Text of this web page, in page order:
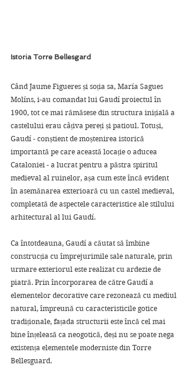
Istoria Torre Bellesgard
Când Jaume Figueres și soția sa, María Sagues
Molíns, i-au comandat lui Gaudí proiectul în
1900, tot ce mai rămăsese din structura inițială a
castelului erau câțiva pereți și patioul. Totuși,
Gaudí - conștient de moștenirea istorică
importantă pe care această locație o aducea
Cataloniei - a lucrat pentru a păstra spiritul
medieval al ruinelor, așa cum este încă evident
în asemănarea exterioară cu un castel medieval,
completată de aspectele caracteristice ale stilului
arhitectural al lui Gaudí.
Ca întotdeauna, Gaudí a căutat să îmbine
construcția cu împrejurimile sale naturale, prin
urmare exteriorul este realizat cu ardezie de
piatră. Prin încorporarea de către Gaudí a
elementelor decorative care rezonează cu mediul
natural, împreună cu caracteristicile gotice
tradiționale, fațada structurii este încă cel mai
bine înțeleasă ca neogotică, deși nu se poate nega
existența elementele moderniste din Torre
Bellesguard.